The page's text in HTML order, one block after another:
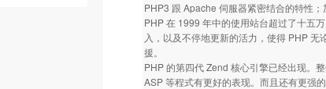
PHP3 跟 Apache 伺服器紧密结合的特性
PHP 在 1999 年中的使用站台超过了十五
入，以及不停地更新的活力，使得 PHP
援。
PHP 的第四代 Zend 核心引擎已经出现。
ASP 等程式有更好的表现。而且还有更强